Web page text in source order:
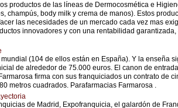
productos de las líneas de Dermocosmética e
champús, body milk y crema de manos). Estos
las necesidades de un mercado cada vez mas
innovadores y con una rentabilidad garantizada,
(104 de ellos están en España). Y la enseña
de alrededor de 75.000 euros. El canon de
firma con sus franquiciados un contrato de
metros cuadrados. Parafarmacias Farmarosa .
de Madrid, Expofranquicia, el galardón de